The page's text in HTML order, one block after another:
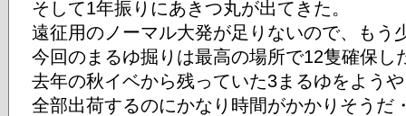
そして1年振りにあきつ丸が出てきた。
遠征用のノーマル大発が足りないので、もう
今回のまるゆ掘りは最高の場所で12隻確保し
去年の秋イベから残っていた3まるゆをよう
全部出荷するのにかなり時間がかかりそうだ